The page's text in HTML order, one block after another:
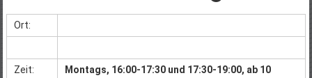
Ort:
Zeit:
Montags, 16:00-17:30 und 17:30-19:00, ab 10